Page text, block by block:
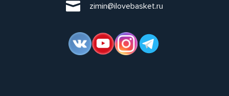
zimin@ilovebasket.ru